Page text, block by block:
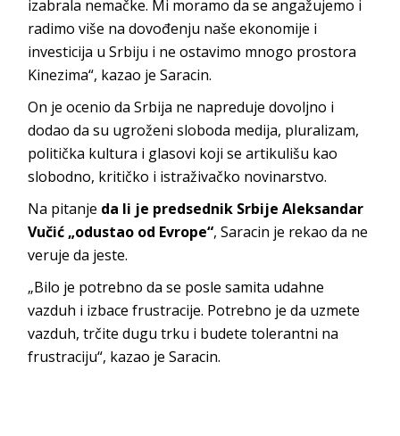
izabrala nemačke. Mi moramo da se angažujemo i
radimo više na dovođenju naše ekonomije i
investicija u Srbiju i ne ostavimo mnogo prostora
Kinezima“, kazao je Saracin.
On je ocenio da Srbija ne napreduje dovoljno i
dodao da su ugroženi sloboda medija, pluralizam,
politička kultura i glasovi koji se artikulišu kao
slobodno, kritičko i istraživačko novinarstvo.
Na pitanje da li je predsednik Srbije Aleksandar
Vučić „odustao od Evrope“, Saracin je rekao da ne
veruje da jeste.
„Bilo je potrebno da se posle samita udahne
vazduh i izbace frustracije. Potrebno je da uzmete
vazduh, trčite dugu trku i budete tolerantni na
frustraciju“, kazao je Saracin.